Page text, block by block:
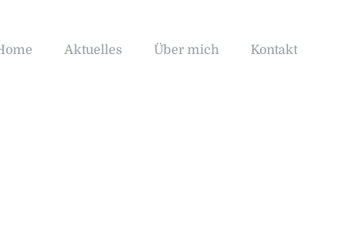
Aktuelles Über mich Kontakt